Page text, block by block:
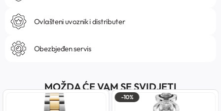
Ovlašteni uvoznik i distributer
Obezbjeđen servis
MOŽDA ĆE VAM SE SVIDJETI
-10%